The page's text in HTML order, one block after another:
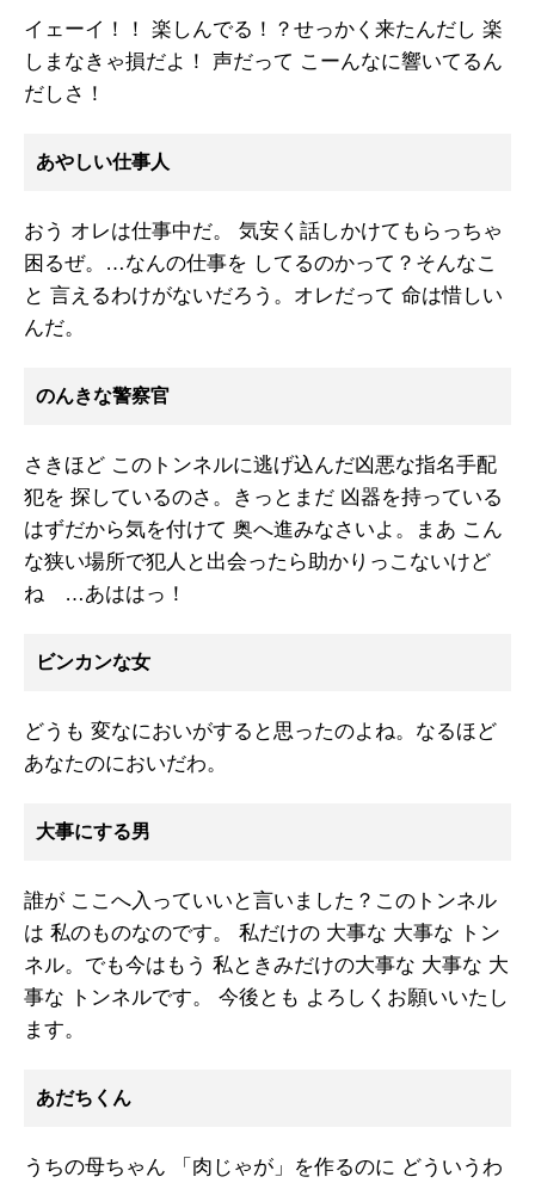
イェーイ！！ 楽しんでる！？せっかく来たんだし 楽
しまなきゃ損だよ！ 声だって こーんなに響いてるん
だしさ！
あやしい仕事人
おう オレは仕事中だ。 気安く話しかけてもらっちゃ
困るぜ。…なんの仕事を してるのかって？そんなこ
と 言えるわけがないだろう。オレだって 命は惜しい
んだ。
のんきな警察官
さきほど このトンネルに逃げ込んだ凶悪な指名手配
犯を 探しているのさ。きっとまだ 凶器を持っている
はずだから気を付けて 奥へ進みなさいよ。まあ こん
な狭い場所で犯人と出会ったら助かりっこないけど
ね …あははっ！
ビンカンな女
どうも 変なにおいがすると思ったのよね。なるほど
あなたのにおいだわ。
大事にする男
誰が ここへ入っていいと言いました？このトンネル
は 私のものなのです。 私だけの 大事な 大事な トン
ネル。でも今はもう 私ときみだけの大事な 大事な 大
事な トンネルです。 今後とも よろしくお願いいたし
ます。
あだちくん
うちの母ちゃん 「肉じゃが」を作るのに どういうわ